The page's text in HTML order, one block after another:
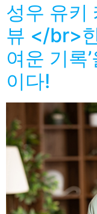
성우 유키
뷰 </br>
여운 기록
이다!